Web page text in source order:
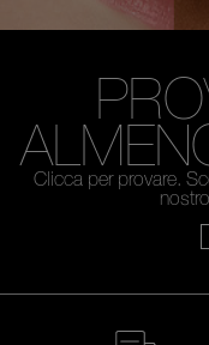
Clicca per provare.